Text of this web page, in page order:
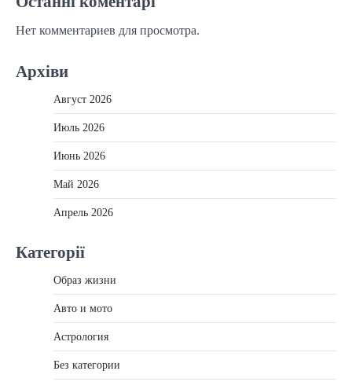
Нет комментариев для просмотра.
Архіви
Август 2026
Июль 2026
Июнь 2026
Май 2026
Апрель 2026
Категорії
Образ жизни
Авто и мото
Астрология
Без категории